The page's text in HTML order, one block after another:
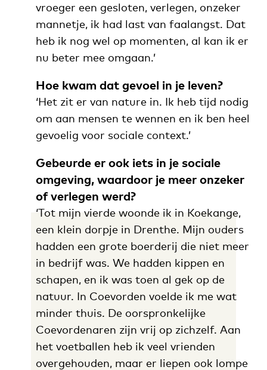
vroeger een gesloten, verlegen, onzeker
mannetje, ik had last van faalangst. Dat
heb ik nog wel op momenten, al kan ik er
nu beter mee omgaan.’
Hoe kwam dat gevoel in je leven?
‘Het zit er van nature in. Ik heb tijd nodig
om aan mensen te wennen en ik ben heel
gevoelig voor sociale context.’
Gebeurde er ook iets in je sociale
omgeving, waardoor je meer onzeker
of verlegen werd?
‘Tot mijn vierde woonde ik in Koekange,
een klein dorpje in Drenthe. Mijn ouders
hadden een grote boerderij die niet meer
in bedrijf was. We hadden kippen en
schapen, en ik was toen al gek op de
natuur. In Coevorden voelde ik me wat
minder thuis. De oorspronkelijke
Coevordenaren zijn vrij op zichzelf. Aan
het voetballen heb ik veel vrienden
overgehouden, maar er liepen ook lompe